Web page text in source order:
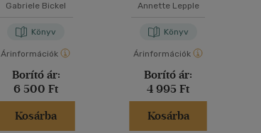
Gabriele Bickel
Könyv
Árinformációk
Borító ár:
6 500 Ft
Kosárba
Annette Lepple
Könyv
Árinformációk
Borító ár:
4 995 Ft
Kosárba